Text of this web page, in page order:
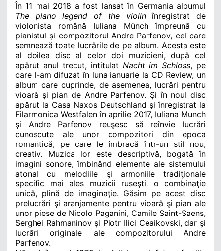
În 11 mai 2018 a fost lansat în Germania albumul
The piano legend of the violinînregistrat de
violonista română Iuliana Münch împreună cu
pianistul și compozitorul Andre Parfenov, cel care
semnează toate lucrările de pe album. Acesta este
al doilea disc al celor doi muzicieni, după cel
apărut anul trecut, intitulat Nacht im Schloss, pe
care l-am difuzat în luna ianuarie la CD Review, un
album care cuprinde, de asemenea, lucrări pentru
vioară și pian de Andre Parfenov. Şi în noul disc
apărut la Casa Naxos Deutschland şi înregistrat la
Filarmonica Westfalen în aprilie 2017, Iuliana Munch
şi Andre Parfenov reuşesc să reînvie lucrări
cunoscute ale unor compozitori din epoca
romantică, pe care le îmbracă într-un stil nou,
creativ. Muzica lor este descriptivă, bogată în
imagini sonore, îmbinând elemente ale sistemului
atonal cu melodiile şi armoniile tradiţionale
specific mai ales muzicii ruseşti, o combinaţie
unică, plină de imaginaţie. Găsim pe acest disc
prelucrări şi aranjamente pentru vioară şi pian ale
unor piese de Nicolo Paganini, Camile Saint-Saens,
Serghei Rahmaninov şi Piotr Ilici Ceaikovski, dar şi
lucrări originale ale compozitorului Andre
Parfenov.